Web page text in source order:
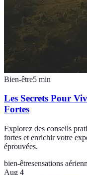
Bien-être5 min
Les Secrets Pour
Fortes
Explorez des conseils
fortes et enrichir votre
éprouvées.
bien-êtresensations
Aug 4